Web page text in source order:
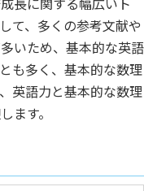
て、多くの参考文献や
いため、基本的な英語
も多く、基本的な数理
英語力と基本的な数理
ます。